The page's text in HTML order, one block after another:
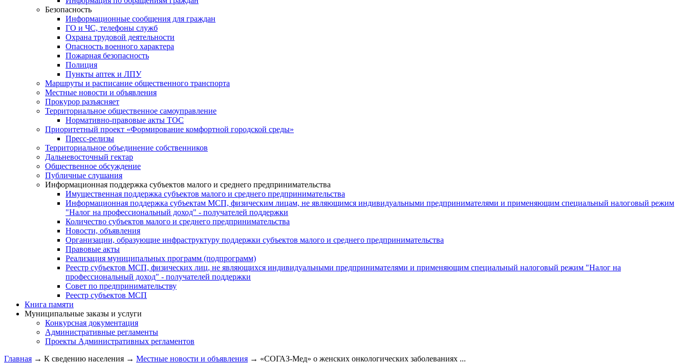
Безопасность
Информационные сообщения для граждан
ГО и ЧС, телефоны служб
Охрана трудовой деятельности
Опасность военного характера
Пожарная безопасность
Полиция
Пункты аптек и ЛПУ
Маршруты и расписание общественного транспорта
Местные новости и объявления
Прокурор разъясняет
Территориальное общественное самоуправление
Нормативно-правовые акты ТОС
Приоритетный проект «Формирование комфортной городской среды»
Пресс-релизы
Территориальное объединение собственников
Дальневосточный гектар
Общественное обсуждение
Публичные слушания
Информационная поддержка субъектов малого и среднего предпринимательства
Имущественная поддержка субъектов малого и среднего предпринимательства
Информационная поддержка субъектам МСП, физическим лицам, не являющимся индивидуальными предпринимателями и применяющим специальный налоговый режим
"Налог на профессиональный доход" - получателей поддержки
Количество субъектов малого и среднего предпринимательства
Новости, объявления
Организации, образующие инфраструктуру поддержки субъектов малого и среднего предпринимательства
Правовые акты
Реализация муниципальных программ (подпрограмм)
Реестр субъектов МСП, физических лиц, не являющихся индивидуальными предпринимателями и применяющим специальный налоговый режим "Налог на
профессиональный доход" - получателей поддержки
Совет по предпринимательству
Реестр субъектов МСП
Книга памяти
Муниципальные заказы и услуги
Конкурсная документация
Административные регламенты
Проекты Административных регламентов
Главная → К сведению населения → Местные новости и объявления → «СОГАЗ-Мед» о женских онкологических заболеваниях ...